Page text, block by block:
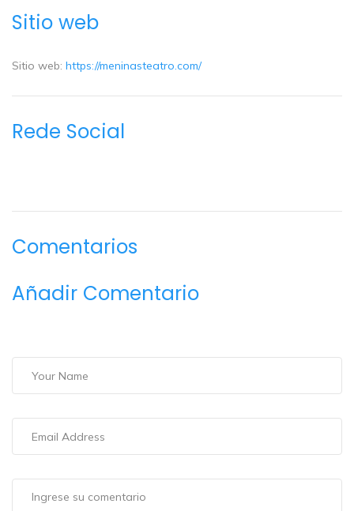
Sitio web
Sitio web: https://meninasteatro.com/
Rede Social
Comentarios
Añadir Comentario